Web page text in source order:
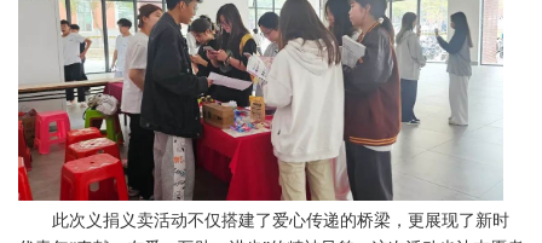
此次义捐义卖活动不仅搭建了爱心传递的桥梁，更展现了新时